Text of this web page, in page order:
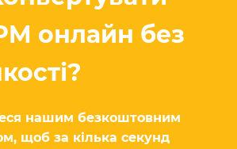
онлайн без
нашим безкоштовним
щоб за кілька секунд